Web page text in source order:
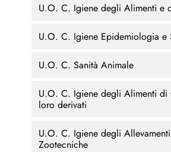
U.O. C. Igiene degli Alimenti e
U.O. C. Igiene Epidemiologia e
U.O. C. Sanità Animale
U.O. C. Igiene degli Alimenti di
loro derivati
U.O. C. Igiene degli
Zootecniche